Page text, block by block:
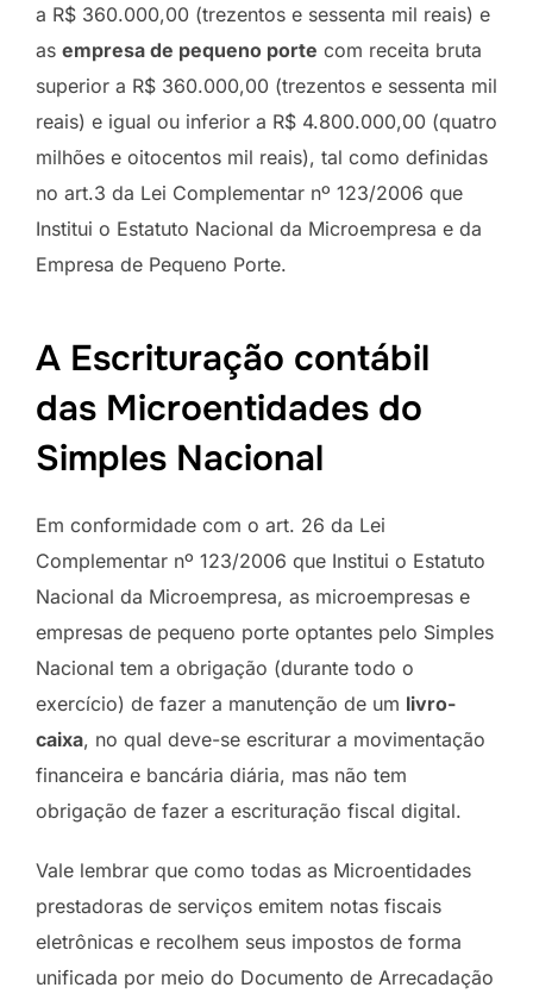
a R$ 360.000,00 (trezentos e sessenta mil reais) e
as empresa de pequeno porte com receita bruta
superior a R$ 360.000,00 (trezentos e sessenta mil
reais) e igual ou inferior a R$ 4.800.000,00 (quatro
milhões e oitocentos mil reais), tal como definidas
no art.3 da Lei Complementar nº 123/2006 que
Institui o Estatuto Nacional da Microempresa e da
Empresa de Pequeno Porte.
A Escrituração contábil
das Microentidades do
Simples Nacional
Em conformidade com o art. 26 da Lei
Complementar nº 123/2006 que Institui o Estatuto
Nacional da Microempresa, as microempresas e
empresas de pequeno porte optantes pelo Simples
Nacional tem a obrigação (durante todo o
exercício) de fazer a manutenção de um livro-
caixa, no qual deve-se escriturar a movimentação
financeira e bancária diária, mas não tem
obrigação de fazer a escrituração fiscal digital.
Vale lembrar que como todas as Microentidades
prestadoras de serviços emitem notas fiscais
eletrônicas e recolhem seus impostos de forma
unificada por meio do Documento de Arrecadação